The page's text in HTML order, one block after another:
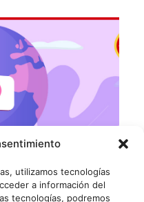
utilizamos tecnologías
a información del
tecnologías, podremos